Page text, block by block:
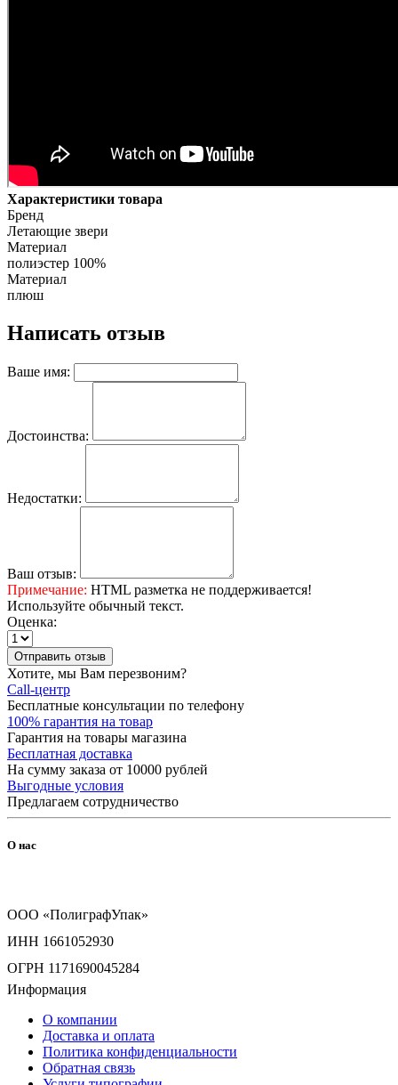
Характеристики товара
Бренд
Летающие звери
Материал
полиэстер 100%
Материал
плюш
Написать отзыв
Ваше имя:
Достоинства:
Недостатки:
Ваш отзыв:
Примечание: HTML разметка не поддерживается!
Используйте обычный текст.
Оценка:
Отправить отзыв
Хотите, мы Вам перезвоним?
Call-центр
Бесплатные консультации по телефону
100% гарантия на товар
Гарантия на товары магазина
Бесплатная доставка
На сумму заказа от 10000 рублей
Выгодные условия
Предлагаем сотрудничество
О нас
ООО «ПолиграфУпак»
ИНН 1661052930
ОГРН 1171690045284
Информация
О компании
Доставка и оплата
Политика конфиденциальности
Обратная связь